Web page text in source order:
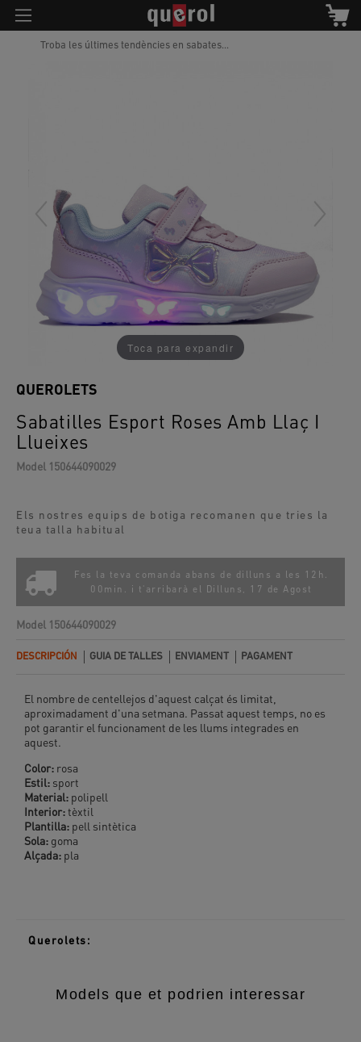
Troba les últimes tendències en sabates...
Toca para expandir
Sabatilles Esport Roses Amb Llaç I
Llueixes
QUEROLETS
Model 150644090029
Els nostres equips de botiga recomanen que tries la
teua talla habitual
Fes la teva comanda abans de dilluns a les 12h.
00min. i t'arribarà el
Dilluns, 17 de Agost
Model 150644090029
DESCRIPCIÓN GUIA DE TALLES ENVIAMENT PAGAMENT
El nombre de centellejos d'aquest calçat és limitat,
aproximadament d'una setmana. Passat aquest temps, no es
pot garantir el funcionament de les llums integrades en
aquest.
Color: rosa
Estil: sport
Material: polipell
Interior:tèxtil
Plantilla: pell sintètica
Sola: goma
Alçada: pla
Querolets:
Models que et podrien interessar